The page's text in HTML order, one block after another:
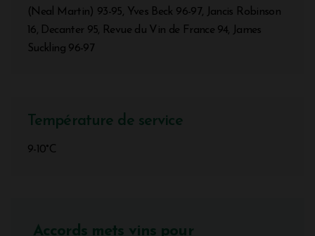
(Neal Martin) 93-95, Yves Beck 96-97, Jancis Robinson
16, Decanter 95, Revue du Vin de France 94, James
Suckling 96-97
Température de service
9-10°C
Accords mets vins pour